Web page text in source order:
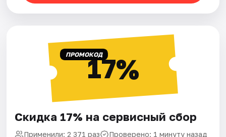
ПРОМОКОД17%
Скидка 17% на сервисный сбор
Применили: 2 371 раз Проверено: 1 минуту назад